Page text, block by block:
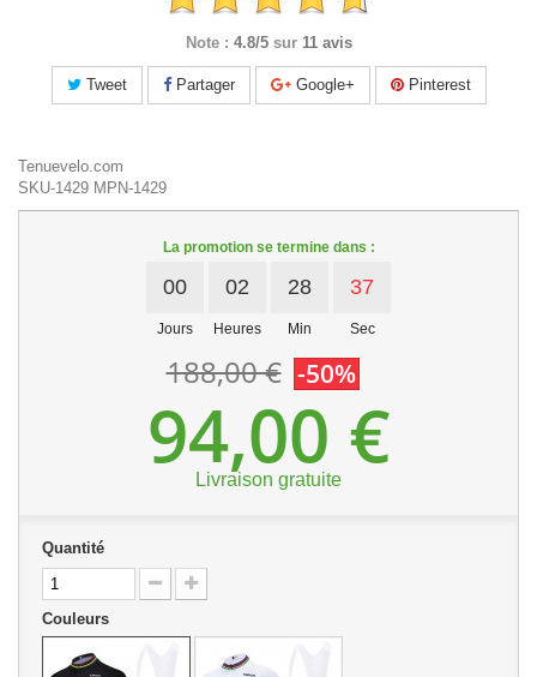
Note : 4.8/5 sur 11 avis
Tweet Partager Google+ Pinterest
Tenuevelo.com
SKU-1429 MPN-1429
La promotion se termine dans :
00
Jours
02
Heures
28
Min
36
Sec
188,00 € -50%
94,00 €
Livraison gratuite
Quantité
Couleurs